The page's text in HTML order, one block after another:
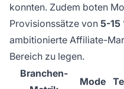
konnten. Zudem boten
Provisionssätze von 5-15
ambitionierte Affiliate-
Bereich zu legen.
Branchen-
Mode